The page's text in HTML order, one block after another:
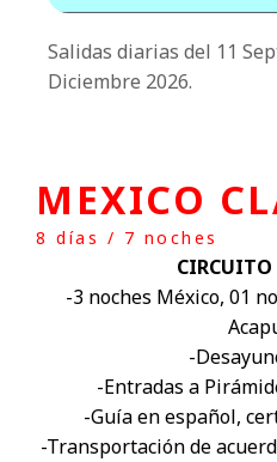
Salidas diarias del 11
Diciembre 2026.
MEXICO
8 días / 7 noches
CIRCUITO
-3 noches México, 01
-
-Entradas a
-Guía en español,
-Transportación de